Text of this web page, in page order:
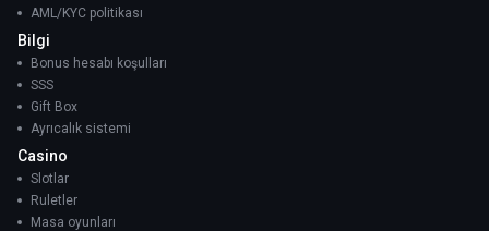
AML/KYC politikası
Bilgi
Bonus hesabı koşulları
SSS
Gift Box
Ayrıcalık sistemi
Casino
Slotlar
Ruletler
Masa oyunları